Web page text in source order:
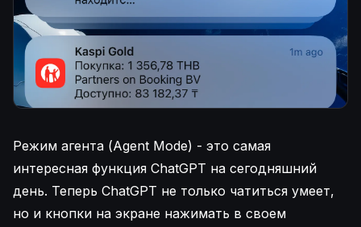
Режим агента (Agent Mode) - это самая
интересная функция ChatGPT на сегодняшний
день. Теперь ChatGPT не только чатиться умеет,
но и кнопки на экране нажимать в своем